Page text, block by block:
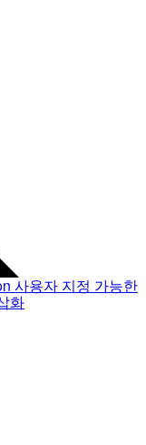
사용자 지정 가능한
화